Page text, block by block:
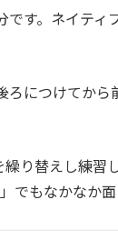
です。ネイテ
ろにつけてか
り替えし練習
もなかなか面